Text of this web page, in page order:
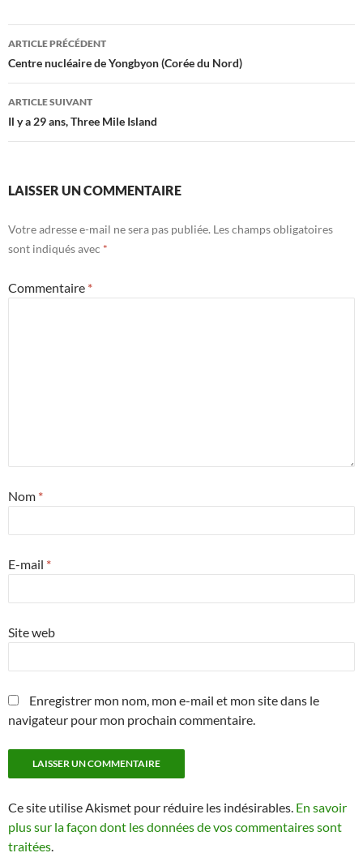
Navigation
des
articles
ARTICLE PRÉCÉDENT
Centre nucléaire de Yongbyon (Corée du Nord)
ARTICLE SUIVANT
Il y a 29 ans, Three Mile Island
LAISSER UN COMMENTAIRE
Votre adresse e-mail ne sera pas publiée. Les champs obligatoires
sont indiqués avec *
Commentaire *
Nom *
E-mail *
Site web
Enregistrer mon nom, mon e-mail et mon site dans le
navigateur pour mon prochain commentaire.
Ce site utilise Akismet pour réduire les indésirables. En savoir
plus sur la façon dont les données de vos commentaires sont
traitées.